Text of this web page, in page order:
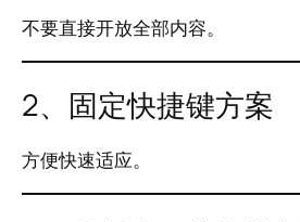
不要直接开放全部内容。
2、固定快捷键方案
方便快速适应。